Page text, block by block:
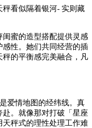
看似隔着银河- 实则藏
蜜的造型搭配提供灵感
性。她们共同经营的插
的平衡感完美融合，凡
爱情地图的经纬线。真
。就像那对打破「星座
秤式的理性处理工作难